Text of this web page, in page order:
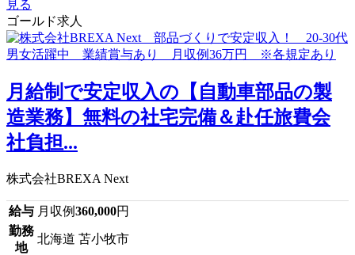
見る
ゴールド求人
月給制で安定収入の【自動車部品の製
造業務】無料の社宅完備＆赴任旅費会
社負担...
株式会社BREXA Next
給与 月収例360,000円
勤務
地
北海道 苫小牧市